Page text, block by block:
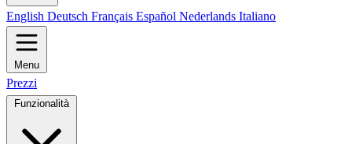
English Deutsch Français Español Nederlands Italiano
Menu
Prezzi
Funzionalità